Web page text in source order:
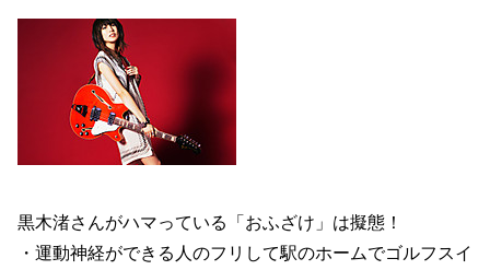
黒木渚さんがハマっている「おふざけ」は擬態！
・運動神経ができる人のフリして駅のホームでゴルフスイ